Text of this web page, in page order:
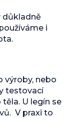
důkladně
i
výroby, nebo
testovací
U legín se
V praxi to